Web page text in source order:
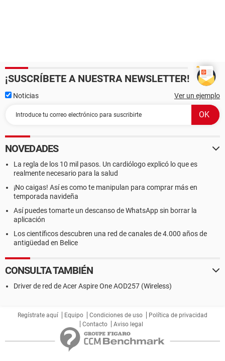
¡SUSCRÍBETE A NUESTRA NEWSLETTER!
Noticias Ver un ejemplo
NOVEDADES
La regla de los 10 mil pasos. Un cardiólogo explicó lo que es
realmente necesario para la salud
¡No caigas! Así es como te manipulan para comprar más en
temporada navideña
Así puedes tomarte un descanso de WhatsApp sin borrar la
aplicación
Los científicos descubren una red de canales de 4.000 años de
antigüedad en Belice
CONSULTA TAMBIÉN
Driver de red de Acer Aspire One AOD257 (Wireless)
Regístrate aquí Equipo Condiciones de uso
Política de privacidad
Contacto
Aviso legal